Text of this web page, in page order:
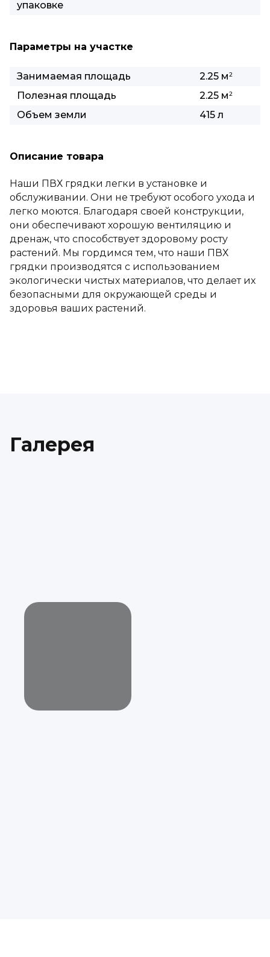
упаковке
Параметры на участке
Занимаемая площадь 2.25 м2
Полезная площадь 2.25 м2
Объем земли 415 л
Описание товара
Наши ПВХ грядки легки в установке и
обслуживании. Они не требуют особого ухода и
легко моются. Благодаря своей конструкции,
они обеспечивают хорошую вентиляцию и
дренаж, что способствует здоровому росту
растений. Мы гордимся тем, что наши ПВХ
грядки производятся с использованием
экологически чистых материалов, что делает их
безопасными для окружающей среды и
здоровья ваших растений.
Галерея